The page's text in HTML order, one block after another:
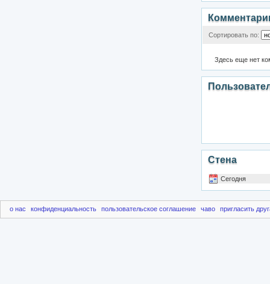
Сортировать по:
Здесь еще нет
Стена
Сегодня
о нас конфиденциальность пользовательское соглашение чаво пригласить